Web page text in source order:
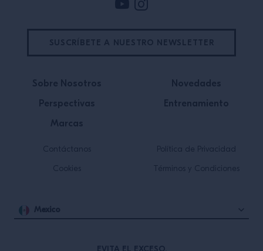
Sobre Nosotros
Perspectivas
Marcas
Novedades
Entrenamiento
Contáctanos
Cookies
Política de Privacidad
Términos y Condiciones
Mexico
SUSCRÍBETE A NUESTRO NEWSLETTER
EVITA EL EXCESO.